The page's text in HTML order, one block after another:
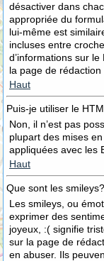
désactiver dans
appropriée du
lui-même est
incluses entre
d’informations sur
la page de rédaction
Haut
Puis-je utiliser le
Non, il n’est pas
plupart des mises
appliquées avec les
Haut
Que sont les smileys?
Les smileys, ou
exprimer des
joyeux, :( signifie
sur la page de
en abuser. Ils